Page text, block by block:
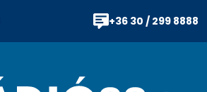
+36 30 / 299 8888